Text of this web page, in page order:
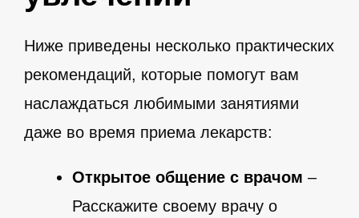
Ниже приведены несколько практических
рекомендаций, которые помогут вам
наслаждаться любимыми занятиями
даже во время приема лекарств:
Открытое общение с врачом –
Расскажите своему врачу о